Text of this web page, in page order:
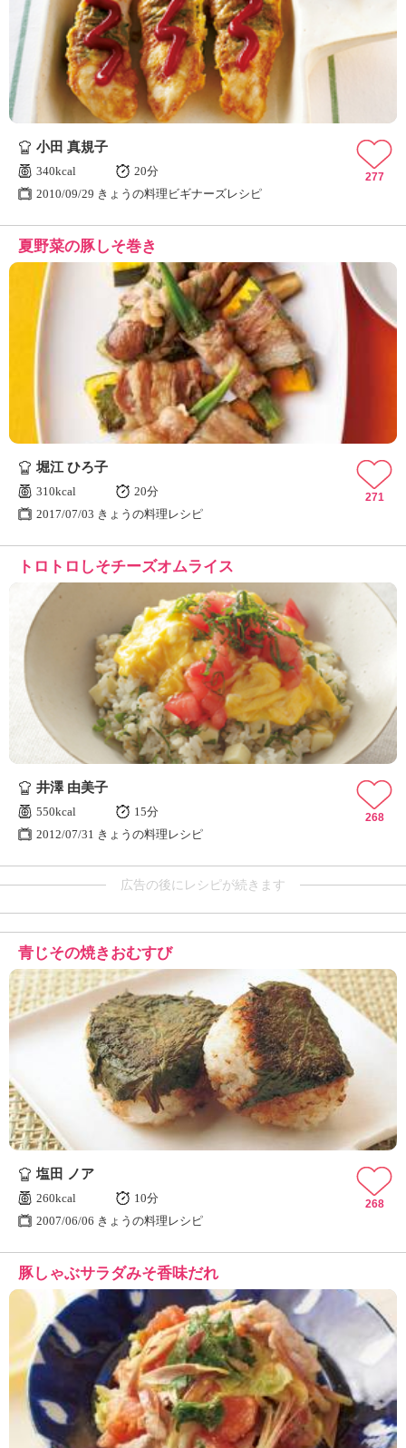
小田 真規子
340kcal
20分
2010/09/29 きょうの料理ビギナーズレシピ
277
夏野菜の豚しそ巻き
堀江 ひろ子
310kcal
20分
2017/07/03 きょうの料理レシピ
271
トロトロしそチーズオムライス
井澤 由美子
550kcal
15分
2012/07/31 きょうの料理レシピ
268
広告の後にレシピが続きます
青じその焼きおむすび
塩田 ノア
260kcal
10分
2007/06/06 きょうの料理レシピ
268
豚しゃぶサラダみそ香味だれ